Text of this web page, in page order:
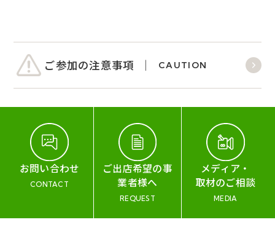
ご参加の注意事項 CAUTION
お問い合わせ
CONTACT
ご出店希望の事
業者様へ
REQUEST
メディア・
取材のご相談
MEDIA